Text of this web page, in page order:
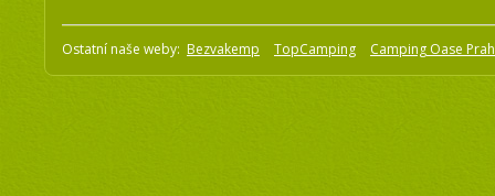
Ostatní naše weby: Bezvakemp TopCamping Camping Oase